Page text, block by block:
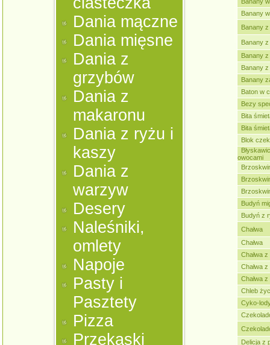
Dania mączne
Dania mięsne
Dania z
grzybów
Dania z
makaronu
Dania z ryżu i
kaszy
Dania z
warzyw
Desery
Naleśniki,
omlety
Napoje
Pasty i
Pasztety
Pizza
Przekąski
Banany
Banany
Banany
Banany
Banany
Banany
Baton w
Bezy
Bita
Bita
Blok
owocami
Budyń
Budyń z
Chałwa
Chałwa
Chałwa
Chałwa
Chałwa
Chleb
Cyko-
Delicja z